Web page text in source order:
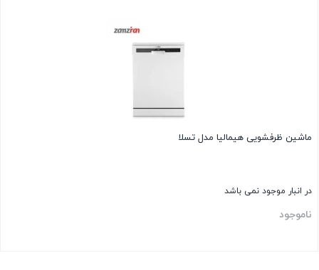
ماشین ظرفشويی هيماليا مدل تسلا
در انبار موجود نمی باشد
ناموجود